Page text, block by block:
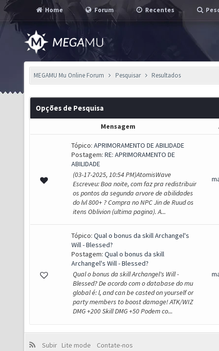
Home Forum Recentes
MEGAMU Mu Online Forum Pesquisar Resultados
Opções de Pesquisa
Mensagem
Tópico: APRIMORAMENTO DE ABILIDADE
Postagem: RE: APRIMORAMENTO DE
ABILIDADE
(03-17-2025, 10:54 PM)AtomisWave
Escreveu: Boa noite, com faz pra redistribuir
os pontos da segunda arvore de abilidades
do lvl 800+ ? Compra no NPC Jin de Ruud os
itens Oblivion (ultima pagina). A...
Tópico: Qual o bonus da skill Archangel's
Will - Blessed?
Postagem: Qual o bonus da skill
Archangel's Will - Blessed?
Qual o bonus da skill Archangel's Will -
Blessed? De acordo com o database do mu
global é: l, and can be casted on yourself or
party members to boost damage! ATK/WIZ
DMG +200 Skill DMG +50 Podem co...
Subir Lite mode
Contate-nos